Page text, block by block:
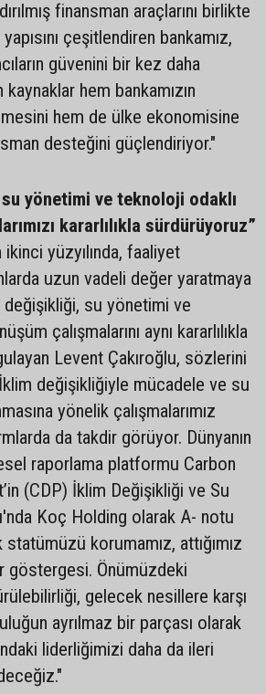
finansman araçlarını birlikte
çeşitlendiren bankamız,
güvenini bir kez daha
hem bankamızın
hem de ülke ekonomisine
desteğini güçlendiriyor."
yönetimi ve teknoloji odaklı
kararlılıkla sürdürüyoruz”
yüzyılında, faaliyet
uzun vadeli değer yaratmaya
değişikliği, su yönetimi ve
çalışmalarını aynı kararlılıkla
Levent Çakıroğlu, sözlerini
değişikliğiyle mücadele ve su
yönelik çalışmalarımız
da takdir görüyor. Dünyanın
raporlama platformu Carbon
(CDP) İklim Değişikliği ve Su
Koç Holding olarak A- notu
korumamız, attığımız
göstergesi. Önümüzdeki
gelecek nesillere karşı
ayrılmaz bir parçası olarak
liderliğimizi daha da ileri